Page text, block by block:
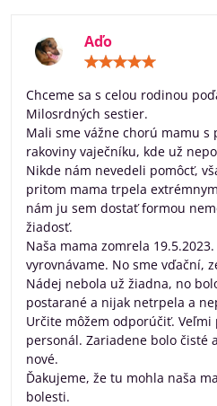
Aďo
5
Chceme sa s celou rodinou
Milosrdných sestier.
Mali sme vážne chorú mamu s
rakoviny vaječníku, kde už
Nikde nám nevedeli pomôcť,
pritom mama trpela
nám ju sem dostať formou
žiadosť.
Naša mama zomrela
vyrovnávame. No sme vďační,
Nádej nebola už žiadna, no
postarané a nijak netrpela a
Určite môžem odporúčiť.
personál. Zariadene bolo čisté
nové.
Ďakujeme, že tu mohla naša
bolesti.